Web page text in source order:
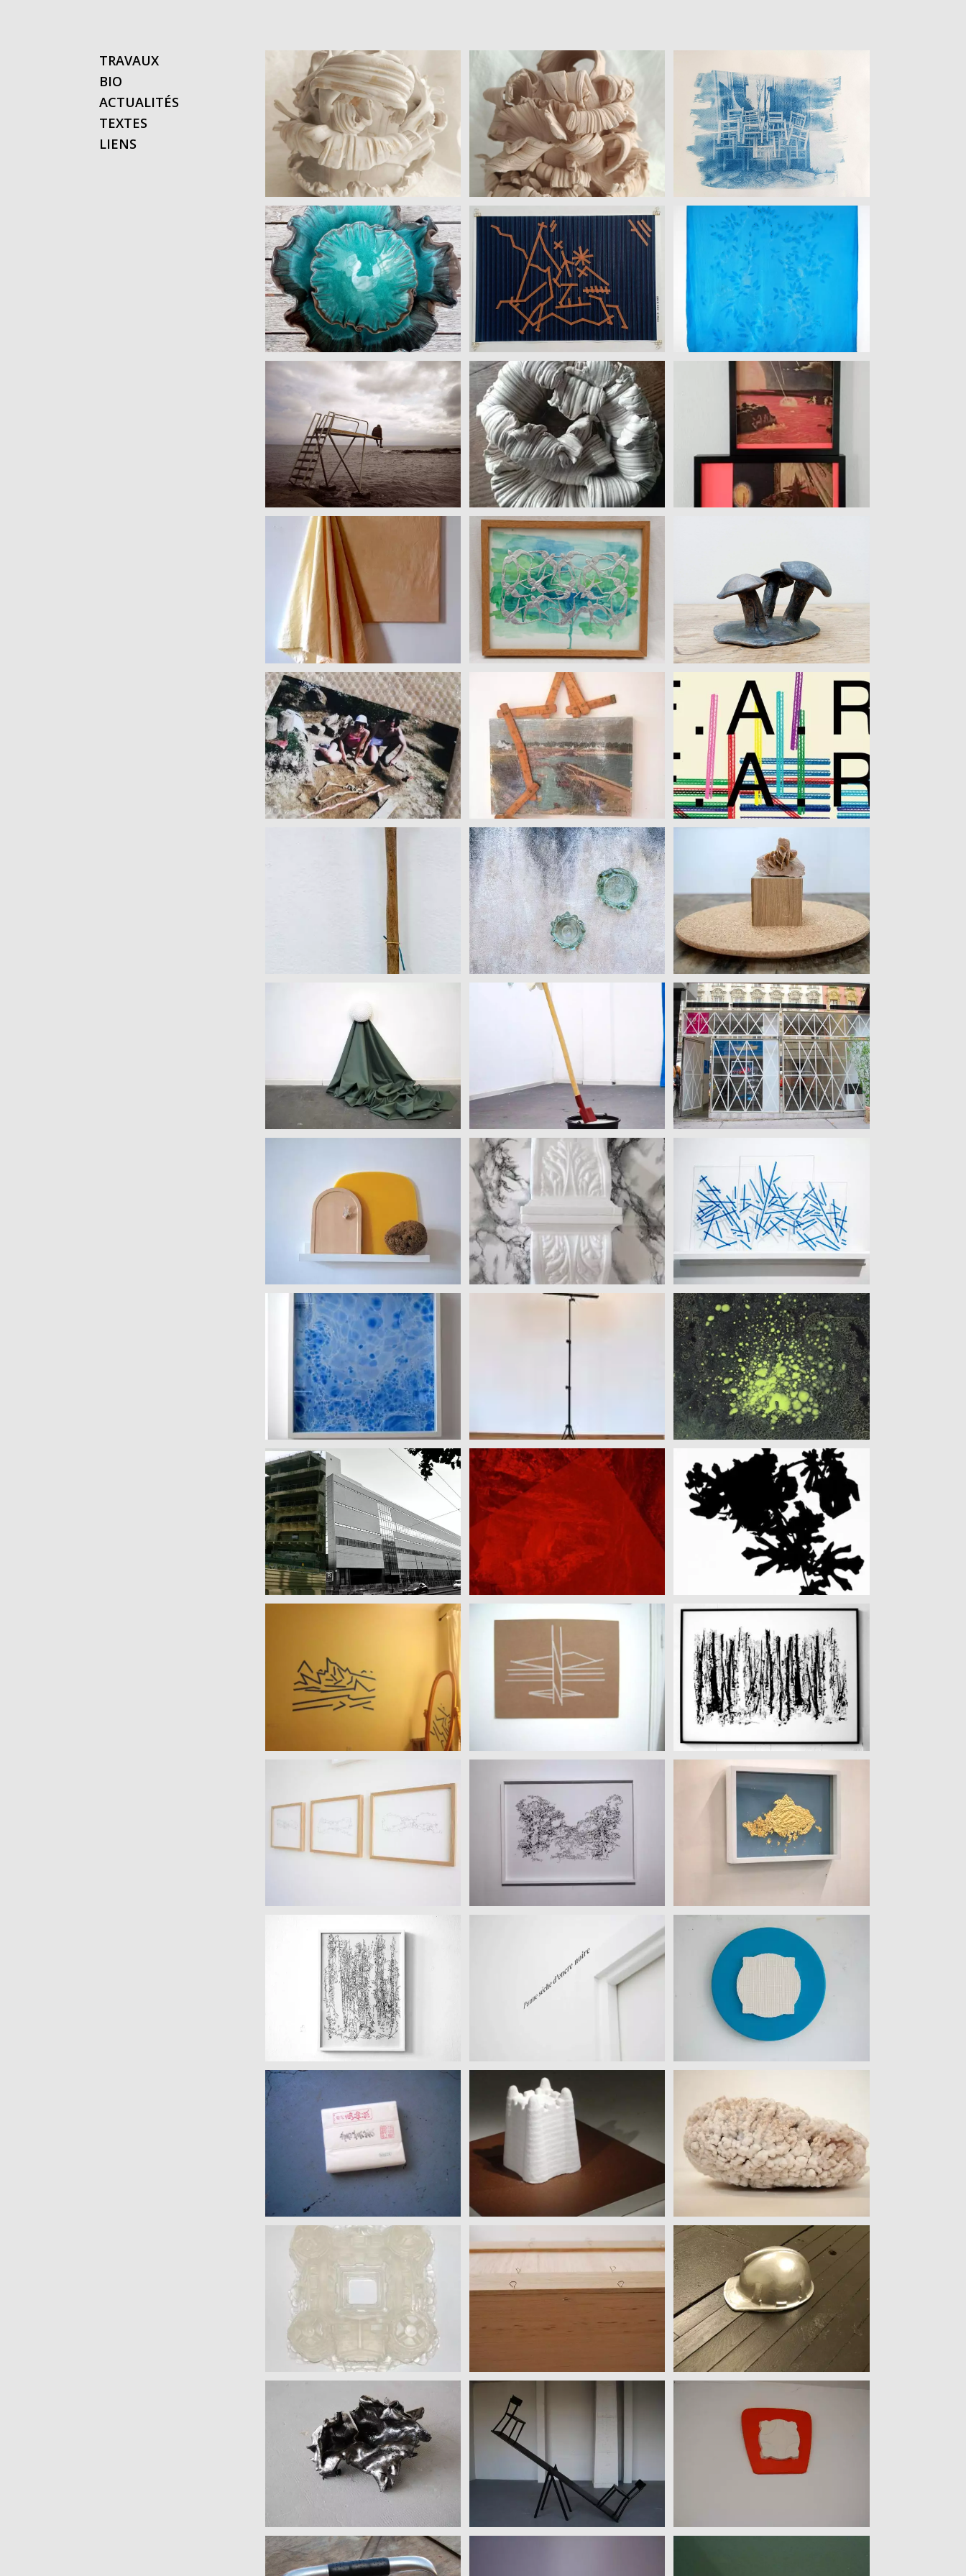
TRAVAUX
BIO
ACTUALITÉS
TEXTES
LIENS